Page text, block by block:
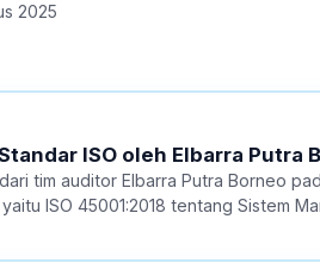
2025
ISO oleh Elbarra Putra
tim auditor Elbarra Putra Borneo
ISO 45001:2018 tentang Sistem